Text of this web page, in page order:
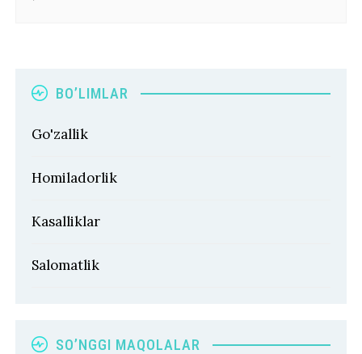
BO’LIMLAR
Go'zallik
Homiladorlik
Kasalliklar
Salomatlik
SO’NGGI MAQOLALAR